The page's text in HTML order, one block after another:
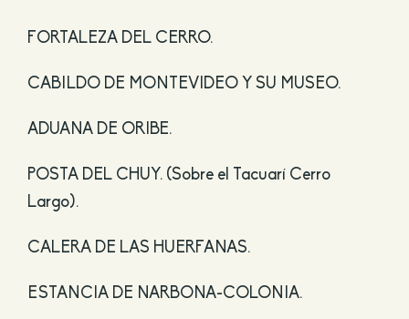
FORTALEZA DEL CERRO.
CABILDO DE MONTEVIDEO Y SU MUSEO.
ADUANA DE ORIBE.
POSTA DEL CHUY. (Sobre el Tacuarí Cerro
Largo).
CALERA DE LAS HUERFANAS.
ESTANCIA DE NARBONA-COLONIA.